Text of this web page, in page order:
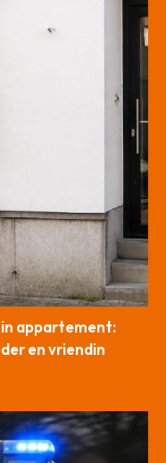
appartement:
en vriendin